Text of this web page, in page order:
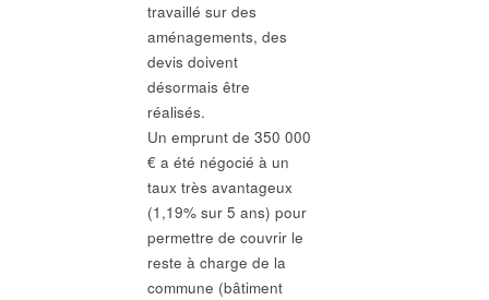
travaillé sur des
aménagements, des
devis doivent
désormais être
réalisés.
Un emprunt de 350 000
€ a été négocié à un
taux très avantageux
(1,19% sur 5 ans) pour
permettre de couvrir le
reste à charge de la
commune (bâtiment